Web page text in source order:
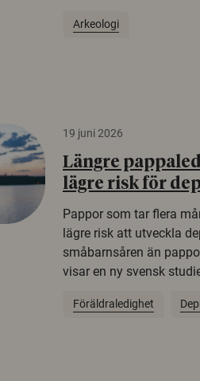
Arkeologi
19 juni 2026
Längre
lägre risk för
Pappor som tar flera
lägre risk att utveckla
småbarnsåren än
visar en ny svensk
Föräldraledighet